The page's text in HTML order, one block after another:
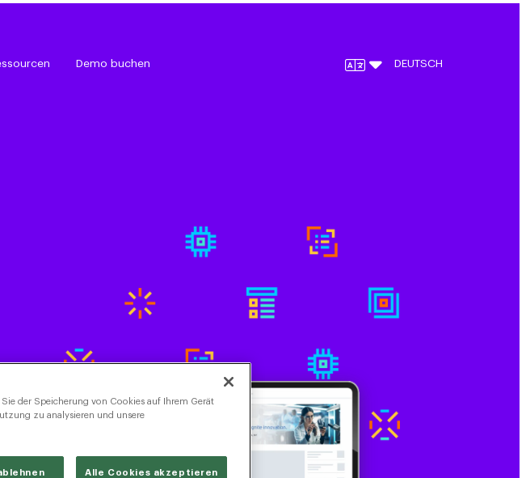
Demo buchen DEUTSCH
der Speicherung von Cookies auf Ihrem Gerät
zu analysieren und unsere
Alle Cookies akzeptieren